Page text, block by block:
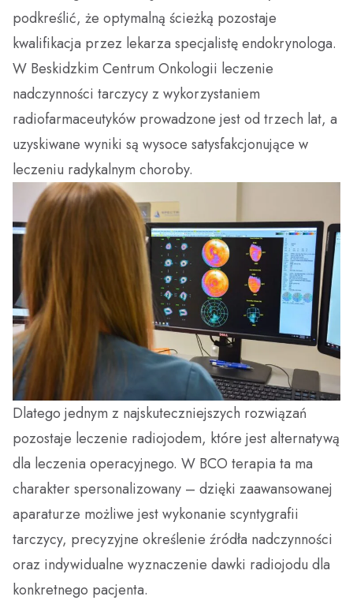
podkreślić, że optymalną ścieżką pozostaje
kwalifikacja przez lekarza specjalistę endokrynologa.
W Beskidzkim Centrum Onkologii leczenie
nadczynności tarczycy z wykorzystaniem
radiofarmaceutyków prowadzone jest od trzech lat, a
uzyskiwane wyniki są wysoce satysfakcjonujące w
leczeniu radykalnym choroby.
Dlatego jednym z najskuteczniejszych rozwiązań
pozostaje leczenie radiojodem, które jest alternatywą
dla leczenia operacyjnego. W BCO terapia ta ma
charakter spersonalizowany – dzięki zaawansowanej
aparaturze możliwe jest wykonanie scyntygrafii
tarczycy, precyzyjne określenie źródła nadczynności
oraz indywidualne wyznaczenie dawki radiojodu dla
konkretnego pacjenta.